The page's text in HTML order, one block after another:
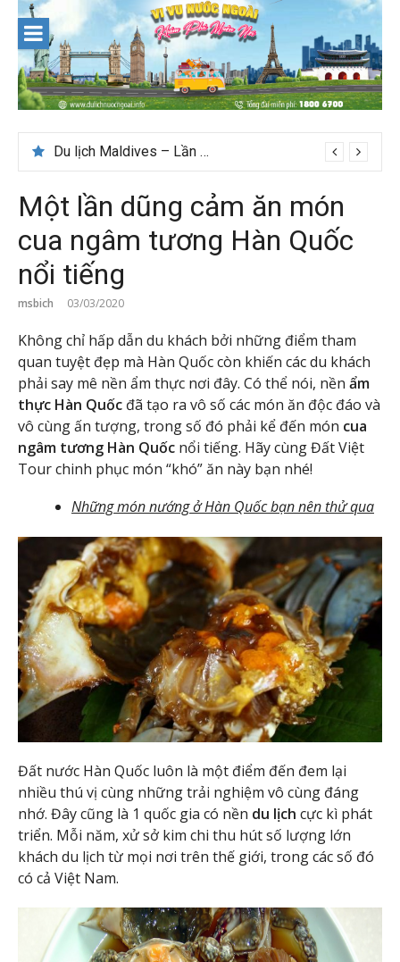
content
Nên du lịch ở đâu ” giá tốt” dịp lễ quốc khánh 2/9
Một lần dũng cảm ăn món
cua ngâm tương Hàn Quốc
nổi tiếng
msbich 03/03/2020
Không chỉ hấp dẫn du khách bởi những điểm tham
quan tuyệt đẹp mà Hàn Quốc còn khiến các du khách
phải say mê nền ẩm thực nơi đây. Có thể nói, nền ẩm
thực Hàn Quốc đã tạo ra vô số các món ăn độc đáo và
vô cùng ấn tượng, trong số đó phải kể đến món cua
ngâm tương Hàn Quốc nổi tiếng. Hãy cùng Đất Việt
Tour chinh phục món “khó” ăn này bạn nhé!
Những món nướng ở Hàn Quốc bạn nên thử qua
Đất nước Hàn Quốc luôn là một điểm đến đem lại
nhiều thú vị cùng những trải nghiệm vô cùng đáng
nhớ. Đây cũng là 1 quốc gia có nền du lịch cực kì phát
triển. Mỗi năm, xử sở kim chi thu hút số lượng lớn
khách du lịch từ mọi nơi trên thế giới, trong các số đó
có cả Việt Nam.